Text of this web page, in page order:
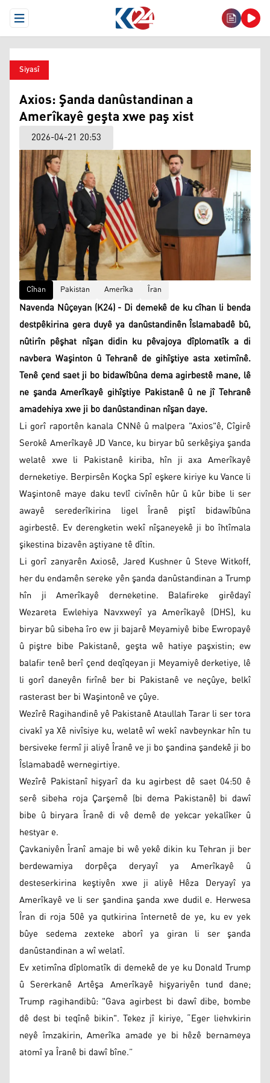
Open Menu
Siyasî
Axios: Şanda danûstandinan a
Amerîkayê geşta xwe paş xist
2026-04-21 20:53
Cîhan Pakistan Amerîka Îran
Navenda Nûçeyan (K24) - Di demekê de ku cîhan li benda
destpêkirina gera duyê ya danûstandinên Îslamabadê bû,
nûtirîn pêşhat nîşan didin ku pêvajoya dîplomatîk a di
navbera Waşinton û Tehranê de gihîştiye asta xetimînê.
Tenê çend saet ji bo bidawîbûna dema agirbestê mane, lê
ne şanda Amerîkayê gihîştiye Pakistanê û ne jî Tehranê
amadehiya xwe ji bo danûstandinan nîşan daye.
Li gorî raportên kanala CNNê û malpera "Axios"ê, Cîgirê
Serokê Amerîkayê JD Vance, ku biryar bû serkêşiya şanda
welatê xwe li Pakistanê kiriba, hîn ji axa Amerîkayê
derneketiye. Berpirsên Koçka Spî eşkere kiriye ku Vance li
Waşintonê maye daku tevlî civînên hûr û kûr bibe li ser
awayê serederîkirina ligel Îranê piştî bidawîbûna
agirbestê. Ev derengketin wekî nîşaneyekê ji bo îhtîmala
şikestina bizavên aştiyane tê dîtin.
Li gorî zanyarên Axiosê, Jared Kushner û Steve Witkoff,
her du endamên sereke yên şanda danûstandinan a Trump
hîn ji Amerîkayê derneketine. Balafireke girêdayî
Wezareta Ewlehiya Navxweyî ya Amerîkayê (DHS), ku
biryar bû sibeha îro ew ji bajarê Meyamiyê bibe Ewropayê
û piştre bibe Pakistanê, geşta wê hatiye paşxistin; ew
balafir tenê berî çend deqîqeyan ji Meyamiyê derketiye, lê
li gorî daneyên firînê ber bi Pakistanê ve neçûye, belkî
rasterast ber bi Waşintonê ve çûye.
Wezîrê Ragihandinê yê Pakistanê Ataullah Tarar li ser tora
civakî ya Xê nivîsiye ku, welatê wî wekî navbeynkar hîn tu
bersiveke fermî ji aliyê Îranê ve ji bo şandina şandekê ji bo
Îslamabadê wernegirtiye.
Wezîrê Pakistanî hişyarî da ku agirbest dê saet 04:50 ê
serê sibeha roja Çarşemê (bi dema Pakistanê) bi dawî
bibe û biryara Îranê di vê demê de yekcar yekalîker û
hestyar e.
Çavkaniyên Îranî amaje bi wê yekê dikin ku Tehran ji ber
berdewamiya dorpêça deryayî ya Amerîkayê û
desteserkirina keştiyên xwe ji aliyê Hêza Deryayî ya
Amerîkayê ve li ser şandina şanda xwe dudil e. Herwesa
Îran di roja 50ê ya qutkirina înternetê de ye, ku ev yek
bûye sedema zexteke aborî ya giran li ser şanda
danûstandinan a wî welatî.
Ev xetimîna dîplomatîk di demekê de ye ku Donald Trump
û Sererkanê Artêşa Amerîkayê hişyariyên tund dane;
Trump ragihandibû: "Gava agirbest bi dawî dibe, bombe
dê dest bi teqînê bikin". Tekez jî kiriye, “Eger liehvkirin
neyê îmzakirin, Amerîka amade ye bi hêzê bernameya
atomî ya Îranê bi dawî bîne.”